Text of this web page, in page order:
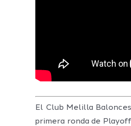
El Club Melilla
primera ronda de